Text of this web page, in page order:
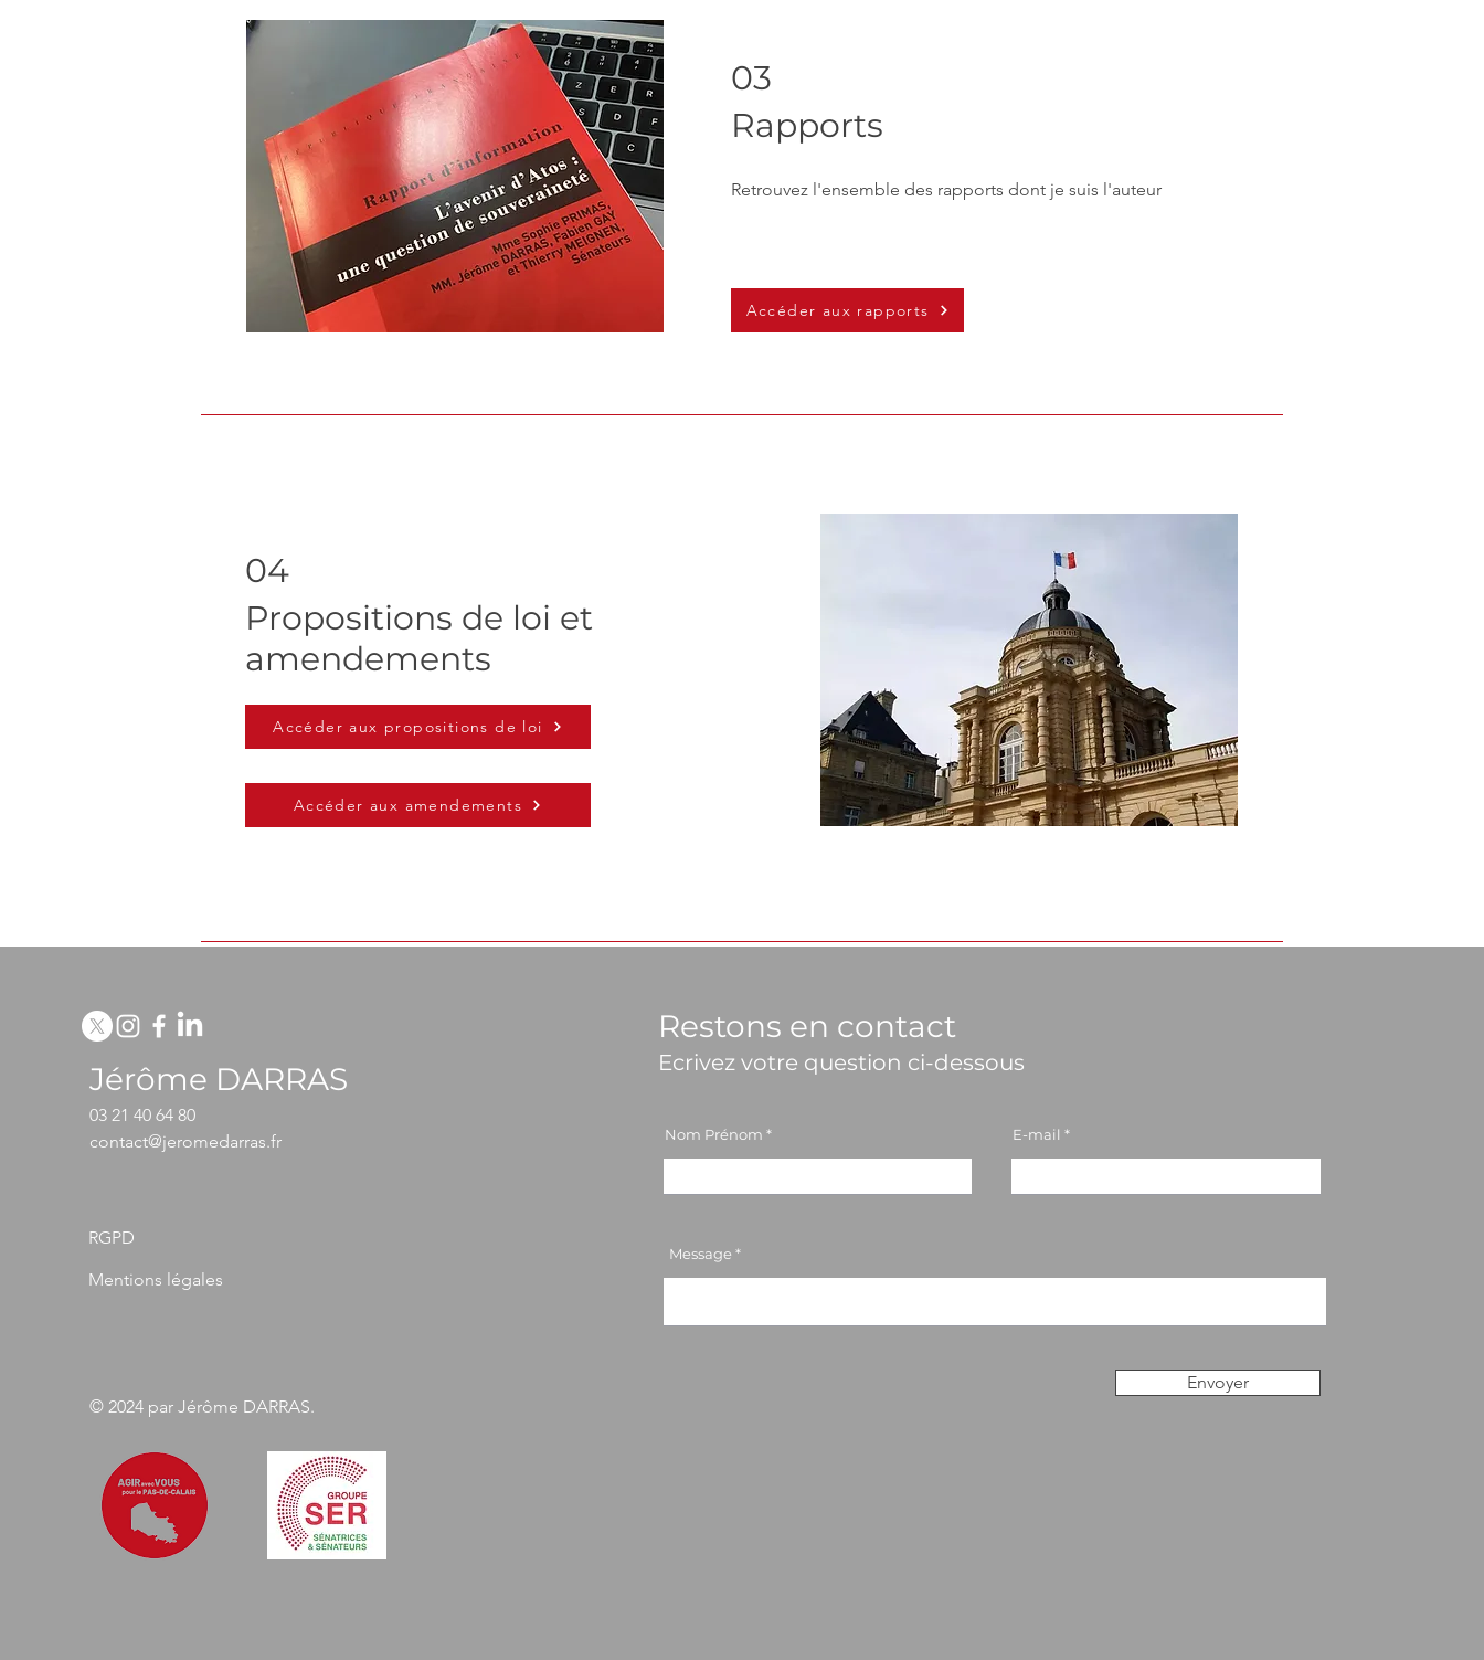
03
Rapports
Retrouvez l'ensemble des rapports dont je suis l'auteur
Accéder aux rapports
04
Propositions de loi et
amendements
Accéder aux propositions de loi
Accéder aux amendements
Jérôme DARRAS
03 21 40 64 80
contact@jeromedarras.fr
RGPD
Mentions légales
© 2024 par Jérôme DARRAS.
Restons en contact
Ecrivez votre question ci-dessous
Nom Prénom E-mail
Message
Envoyer